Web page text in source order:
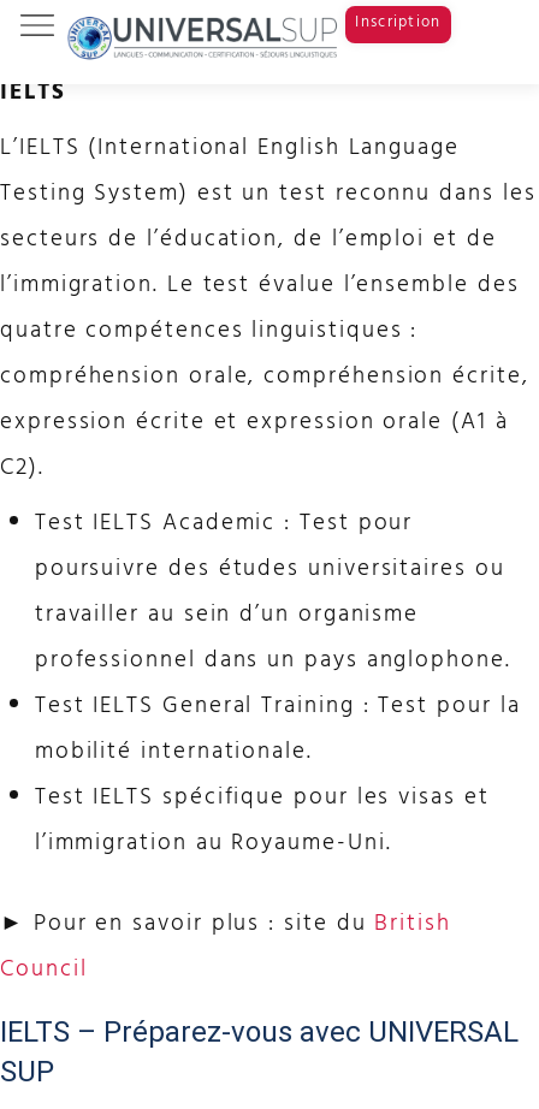
Inscription
IELTS
L’IELTS (International English Language
Testing System) est un test reconnu dans les
secteurs de l’éducation, de l’emploi et de
l’immigration. Le test évalue l’ensemble des
quatre compétences linguistiques :
compréhension orale, compréhension écrite,
expression écrite et expression orale (A1 à
C2).
Test IELTS Academic : Test pour
poursuivre des études universitaires ou
travailler au sein d’un organisme
professionnel dans un pays anglophone.
Test IELTS General Training : Test pour la
mobilité internationale.
Test IELTS spécifique pour les visas et
l’immigration au Royaume-Uni.
► Pour en savoir plus : site du British
Council
IELTS – Préparez-vous avec UNIVERSAL
SUP